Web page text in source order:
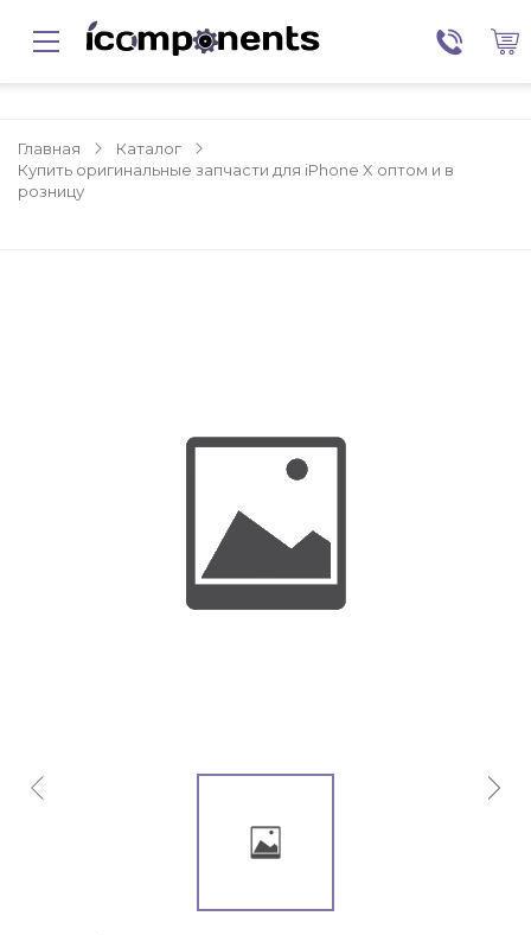
Главная
Каталог
Купить оригинальные запчасти для iPhone X оптом и в
розницу